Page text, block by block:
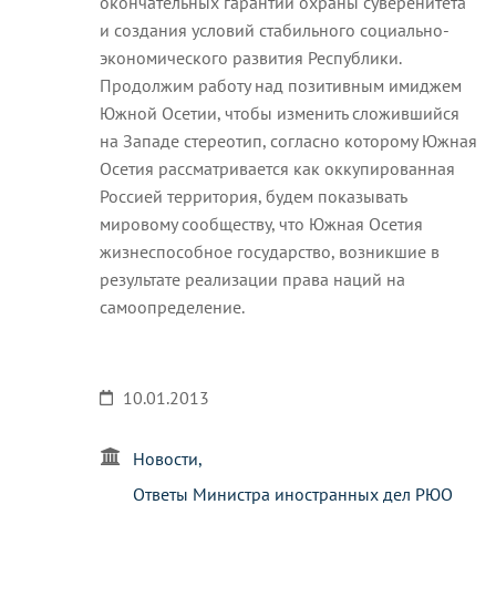
и создания условий стабильного социально-
экономического развития Республики.
Продолжим работу над позитивным имиджем
Южной Осетии, чтобы изменить сложившийся
на Западе стереотип, согласно которому Южная
Осетия рассматривается как оккупированная
Россией территория, будем показывать
мировому сообществу, что Южная Осетия
жизнеспособное государство, возникшие в
результате реализации права наций на
самоопределение.
10.01.2013
Новости
Ответы Министра иностранных дел РЮО